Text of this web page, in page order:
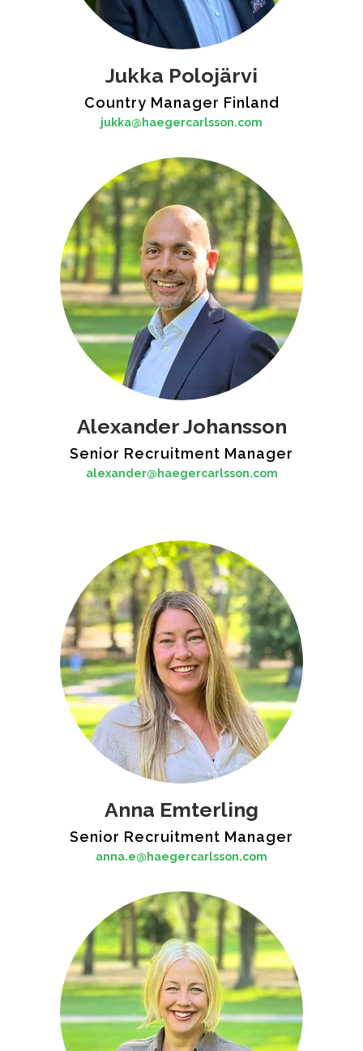
Jukka Polojärvi
Country Manager Finland
jukka@haegercarlsson.com
Alexander Johansson
Senior Recruitment Manager
alexander@haegercarlsson.com
Anna Emterling
Senior Recruitment Manager
anna.e@haegercarlsson.com